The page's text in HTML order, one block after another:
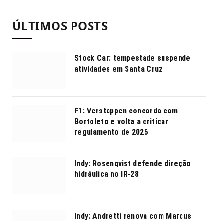
ÚLTIMOS POSTS
Stock Car: tempestade suspende
atividades em Santa Cruz
F1: Verstappen concorda com
Bortoleto e volta a criticar
regulamento de 2026
Indy: Rosenqvist defende direção
hidráulica no IR-28
Indy: Andretti renova com Marcus